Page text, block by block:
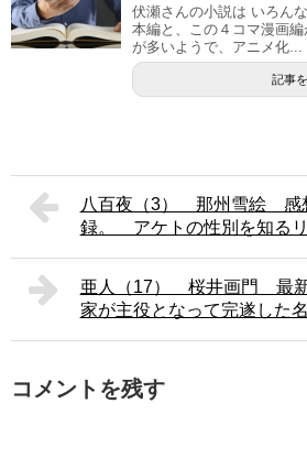
伏瀬さんの小説は いろん
本編と、この４コマ漫画
が多いようで、アニメ化...
記事
八百夜（3） 那州雪絵 感
録。 アケトの性別を知るリ
亜人（17） 桜井画門 最
家が主役となって完遂した
コメントを残す